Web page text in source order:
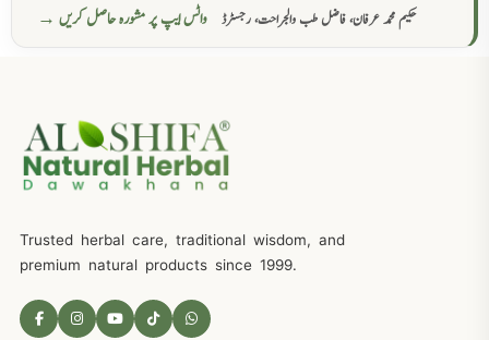
حکیم محمد عرفان، فاضل طب والجراحت، رجسٹرڈ
واٹس ایپ پر مشورہ حاصل کریں →
Trusted herbal care, traditional wisdom, and
premium natural products since 1999.